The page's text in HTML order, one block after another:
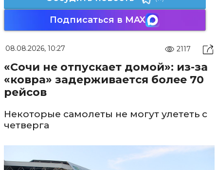
Подписаться в MAX
08.08.2026, 10:27 2117
«Сочи не отпускает домой»: из-за
«ковра» задерживается более 70
рейсов
Некоторые самолеты не могут улететь с
четверга